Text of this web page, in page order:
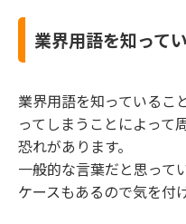
業界用語を知って
業界用語を知っているこ
ってしまうことによって
恐れがあります。
一般的な言葉だと思って
ケースもあるので気を付